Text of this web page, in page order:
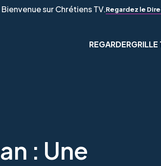
Bienvenue sur Chrétiens TV.Regardez le
REGARDERGRILLE
: Une